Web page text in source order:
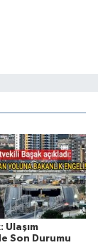
Ulaşım
Son Durumu